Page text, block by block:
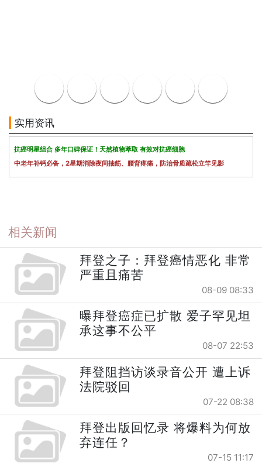
实用资讯
抗癌明星组合 多年口碑保证！天然植物萃取 有效对抗癌细胞
中老年补钙必备，2星期消除夜间抽筋、腰背疼痛，防治骨质疏松立竿见影
相关新闻
拜登之子：拜登癌情恶化 非常
严重且痛苦
08-09 08:33
曝拜登癌症已扩散 爱子罕见坦
承这事不公平
08-07 22:53
拜登阻挡访谈录音公开 遭上诉
法院驳回
07-22 08:38
拜登出版回忆录 将爆料为何放
弃连任？
07-15 11:17